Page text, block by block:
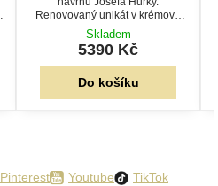
Renovovaný unikát v krémově
bílé a červené barvě s novou
elektroinstalací a nastavitelným
kloubem.
Skladem
5390 Kč
Do košíku
Pinterest Youtube TikTok